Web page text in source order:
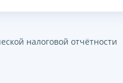
налоговой отчётности